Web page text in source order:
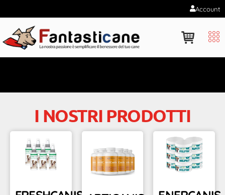
Account
I NOSTRI PRODOTTI